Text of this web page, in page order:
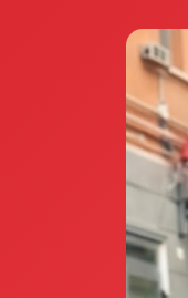
Scopri
Le
La